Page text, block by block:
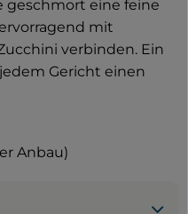
geschmort eine feine
mit
verbinden. Ein
Gericht einen
Anbau)